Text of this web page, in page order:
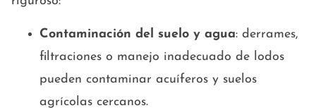
Contaminación del suelo y agua: derrames,
filtraciones o manejo inadecuado de lodos
pueden contaminar acuíferos y suelos
agrícolas cercanos.